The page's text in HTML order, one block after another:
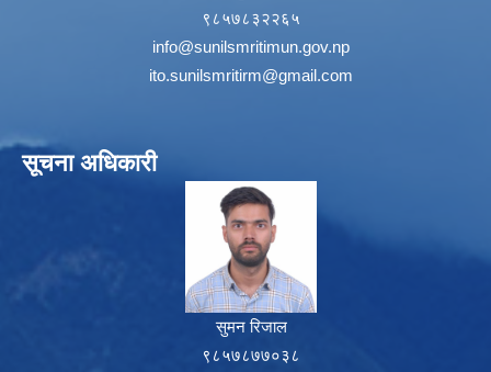
९८५७८३२२६५
info@sunilsmritimun.gov.np
ito.sunilsmritirm@gmail.com
सूचना अधिकारी
सुमन रिजाल
९८५७८७७०३८